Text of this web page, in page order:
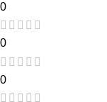
0
0
0